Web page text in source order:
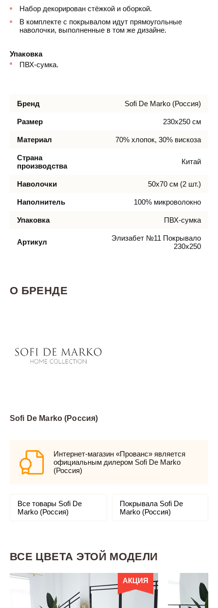
Набор декорирован стёжкой и оборкой.
В комплекте с покрывалом идут прямоугольные
наволочки, выполненные в том же дизайне.
Упаковка
ПВХ-сумка.
Бренд Sofi De Marko (Россия)
Размер 230х250 см
Материал 70% хлопок, 30% вискоза
Страна
производства
Китай
Наволочки 50х70 см (2 шт.)
Наполнитель 100% микроволокно
Упаковка ПВХ-сумка
Артикул
Элизабет №11 Покрывало
230х250
О БРЕНДЕ
Sofi De Marko (Россия)
Интернет-магазин «Прованс» является
официальным дилером Sofi De Marko
(Россия)
Все товары Sofi De
Marko (Россия)
Покрывала Sofi De
Marko (Россия)
ВСЕ ЦВЕТА ЭТОЙ МОДЕЛИ
АКЦИЯ